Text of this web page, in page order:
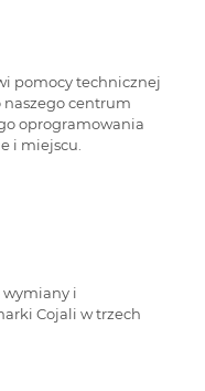
pomocy technicznej
naszego centrum
oprogramowania
i miejscu.
wymiany i
Cojali w trzech